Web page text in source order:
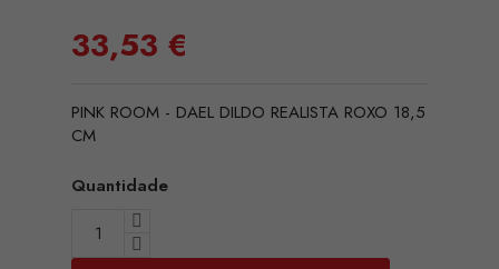
33,53 €
PINK ROOM - DAEL DILDO REALISTA ROXO 18,5
CM
Quantidade